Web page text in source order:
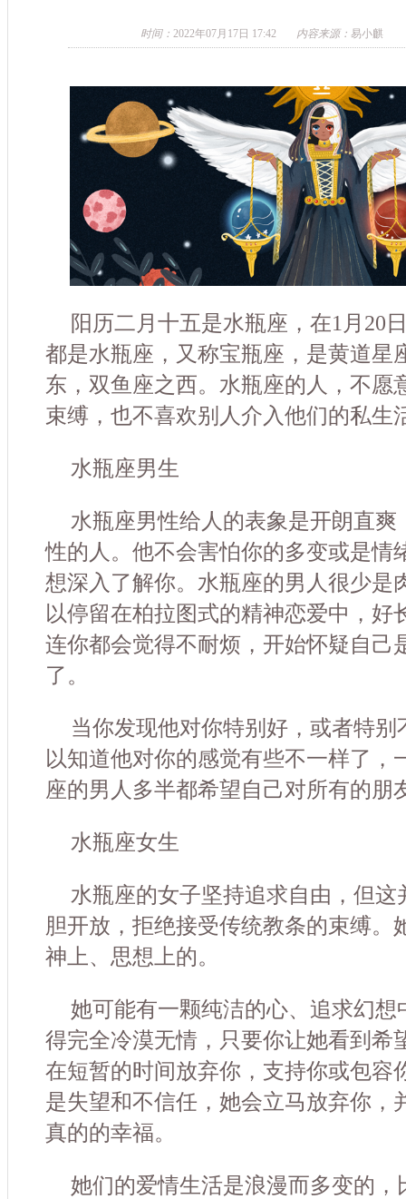
时间： 2022年07月17日 17:42 内容来源： 易小麒
阳历二月十五是水瓶座，在1月20
都是水瓶座，又称宝瓶座，是黄道星
东，双鱼座之西。水瓶座的人，不愿
束缚，也不喜欢别人介入他们的私生
水瓶座男生
水瓶座男性给人的表象是开朗直爽
性的人。他不会害怕你的多变或是情
想深入了解你。水瓶座的男人很少是
以停留在柏拉图式的精神恋爱中，好
连你都会觉得不耐烦，开始怀疑自己
了。
当你发现他对你特别好，或者特
以知道他对你的感觉有些不一样了，
座的男人多半都希望自己对所有的朋
水瓶座女生
水瓶座的女子坚持追求自由，但这
胆开放，拒绝接受传统教条的束缚。
神上、思想上的。
她可能有一颗纯洁的心、追求幻想
得完全冷漠无情，只要你让她看到希
在短暂的时间放弃你，支持你或包容
是失望和不信任，她会立马放弃你，
真的的幸福。
她们的爱情生活是浪漫而多变的，